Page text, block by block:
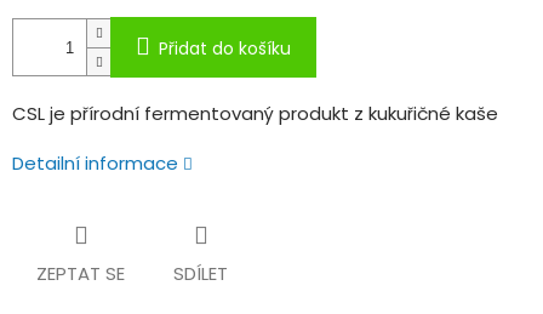
Přidat do košíku
CSL je přírodní fermentovaný produkt z kukuřičné kaše
Detailní informace
ZEPTAT SE SDÍLET